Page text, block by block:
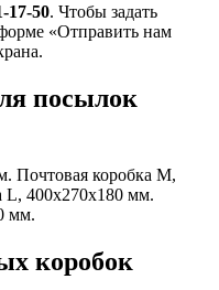
17-50. Чтобы задать
форме «Отправить нам
посылок
Почтовая коробка M,
L, 400x270x180 мм.
мм.
коробок